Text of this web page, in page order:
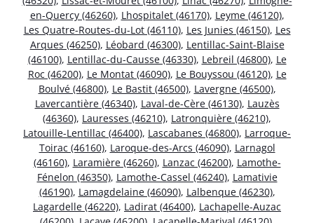
en-Quercy (46260), Lhospitalet (46170), Leyme (46120),
Les Quatre-Routes-du-Lot (46110), Les Junies (46150), Les
Arques (46250), Léobard (46300), Lentillac-Saint-Blaise
(46100), Lentillac-du-Causse (46330), Lebreil (46800), Le
Roc (46200), Le Montat (46090), Le Bouyssou (46120), Le
Boulvé (46800), Le Bastit (46500), Lavergne (46500),
Lavercantière (46340), Laval-de-Cère (46130), Lauzès
(46360), Lauresses (46210), Latronquière (46210),
Latouille-Lentillac (46400), Lascabanes (46800), Larroque-
Toirac (46160), Laroque-des-Arcs (46090), Larnagol
(46160), Laramière (46260), Lanzac (46200), Lamothe-
Fénelon (46350), Lamothe-Cassel (46240), Lamativie
(46190), Lamagdelaine (46090), Lalbenque (46230),
Lagardelle (46220), Ladirat (46400), Lachapelle-Auzac